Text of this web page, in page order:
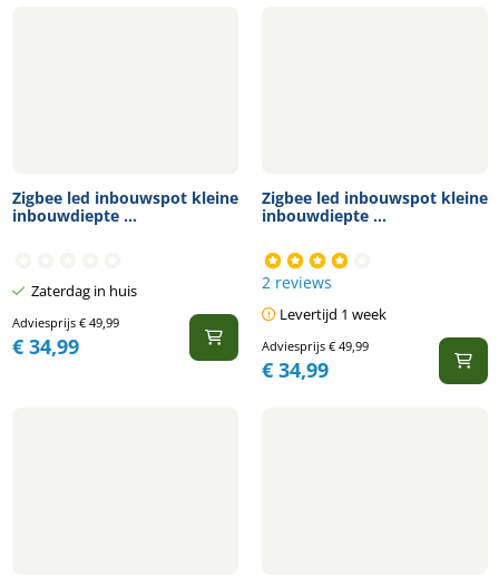
Zigbee led inbouwspot kleine
inbouwdiepte ...
Zaterdag in huis
Adviesprijs €49,99
€34,99
Zigbee led inbouwspot kleine
inbouwdiepte ...
2 reviews
Levertijd 1 week
Adviesprijs €49,99
€34,99